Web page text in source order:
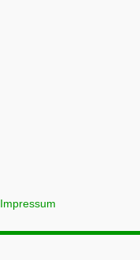
Impressum